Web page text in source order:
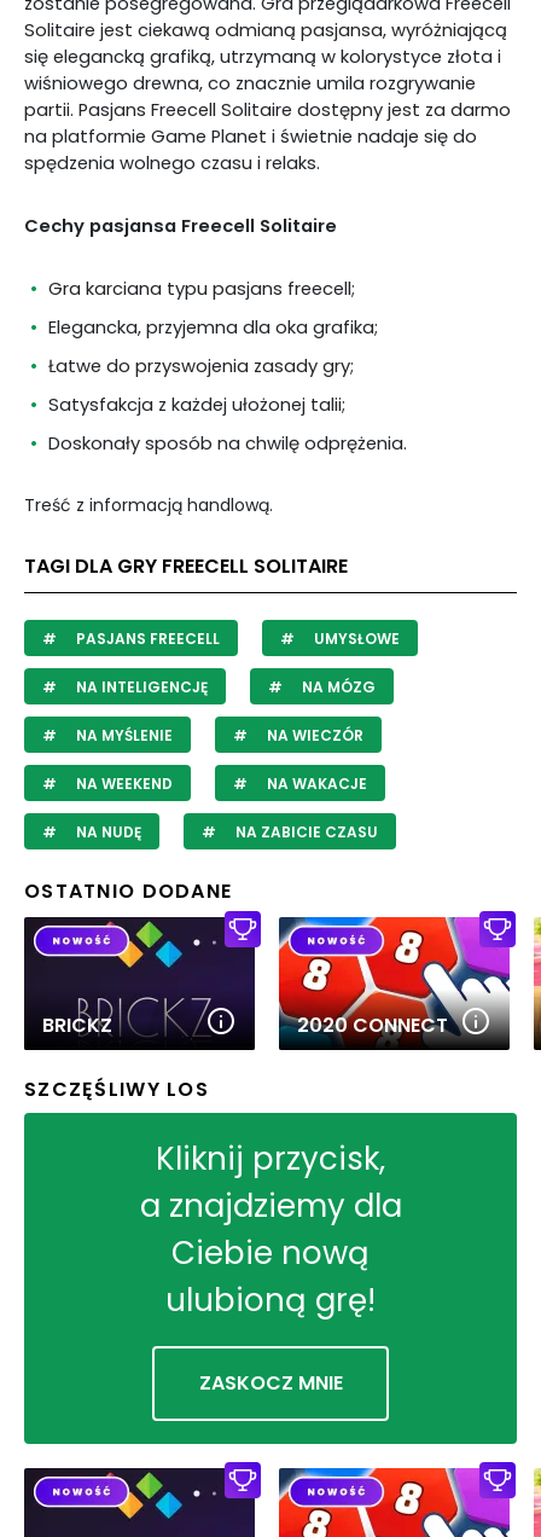
Solitaire jest ciekawą odmianą pasjansa, wyróżniającą
się elegancką grafiką, utrzymaną w kolorystyce złota i
wiśniowego drewna, co znacznie umila rozgrywanie
partii. Pasjans Freecell Solitaire dostępny jest za darmo
na platformie Game Planet i świetnie nadaje się do
spędzenia wolnego czasu i relaks.
Cechy pasjansa Freecell Solitaire
Gra karciana typu pasjans freecell;
Elegancka, przyjemna dla oka grafika;
Łatwe do przyswojenia zasady gry;
Satysfakcja z każdej ułożonej talii;
Doskonały sposób na chwilę odprężenia.
Treść z informacją handlową.
TAGI DLA GRY FREECELL SOLITAIRE
PASJANS FREECELL UMYSŁOWE
NA INTELIGENCJĘ NA MÓZG
NA MYŚLENIE NA WIECZÓR
NA WEEKEND NA WAKACJE
NA NUDĘ NA ZABICIE CZASU
OSTATNIO DODANE
BRICKZ 2020 CONNECT
SZCZĘŚLIWY LOS
Kliknij przycisk,
a znajdziemy dla
Ciebie nową
ulubioną grę!
ZASKOCZ MNIE